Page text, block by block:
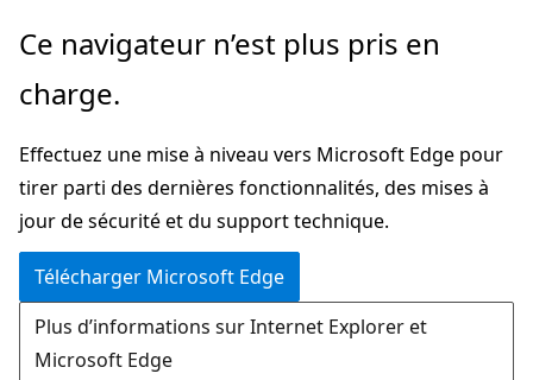
Passer
directement
au
principal
Ce navigateur n’est plus pris en
charge.
Effectuez une mise à niveau vers Microsoft Edge pour
tirer parti des dernières fonctionnalités, des mises à
jour de sécurité et du support technique.
Télécharger Microsoft Edge
Plus d’informations sur Internet Explorer et
Microsoft Edge